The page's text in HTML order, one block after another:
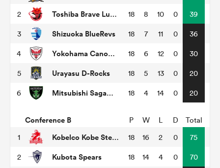
2 Toshiba Brave Lupus Tokyo 18 8 10 0 39
3 Shizuoka BlueRevs 18 7 11 0 36
4 Yokohama Canon Eagles 18 6 12 0 30
5 Urayasu D-Rocks 18 5 13 0 20
6 Mitsubishi Sagamihara Dynaboars 18 4 14 0 20
Conference B P W L D
Total
1
Kobelco Kobe Steelers 18 16 2 0 75
2 Kubota Spears 18 14 4 0 70